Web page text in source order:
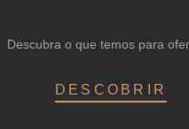
Descubra o que temos para
DESCOBRIR